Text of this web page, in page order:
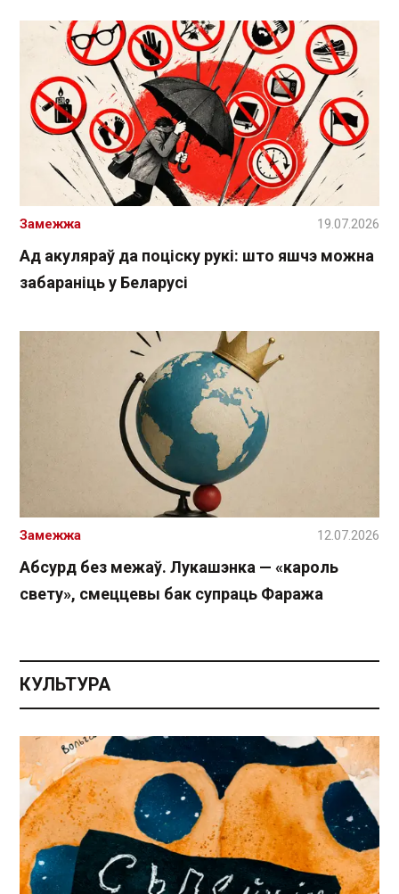
Ад акуляраў да поціску рукі: што яшчэ можна
забараніць у Беларусі
Замежжа 19.07.2026
Абсурд без межаў. Лукашэнка — «кароль
свету», смеццевы бак супраць Фаража
Замежжа 12.07.2026
КУЛЬТУРА